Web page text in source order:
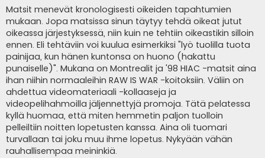
Matsit menevät kronologisesti oikeiden tapahtumien
mukaan. Jopa matsissa sinun täytyy tehdä oikeat jutut
oikeassa järjestyksessä, niin kuin ne tehtiin oikeastikin silloin
ennen. Eli tehtäviin voi kuulua esimerkiksi "lyö tuolilla tuota
painijaa, kun hänen kuntonsa on huono (hakattu
punaiselle)". Mukana on Montrealit ja '98 HIAC -matsit aina
ihan niihin normaaleihin RAW IS WAR -koitoksiin. Väliin on
ahdettua videomateriaali -kollaaseja ja
videopelihahmoilla jäljennettyjä promoja. Tätä pelatessa
kyllä huomaa, että miten hemmetin paljon tuolloin
pelleiltiin noitten lopetusten kanssa. Aina oli tuomari
turvallaan tai joku muu ihme lopetus. Nykyään vähän
rauhallisempaa meininkiä.